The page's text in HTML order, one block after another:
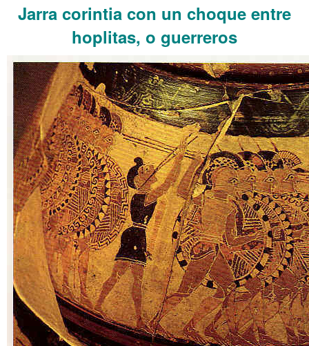
Jarra corintia con un choque entre
hoplitas, o guerreros